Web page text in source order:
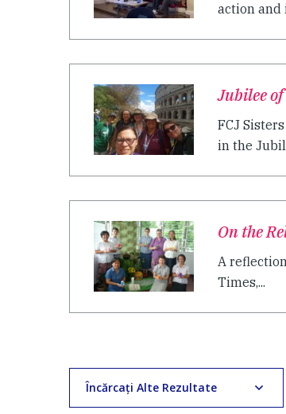
action and
Jubilee
FCJ
in the
On the
A
Times,...
Încărcați Alte Rezultate